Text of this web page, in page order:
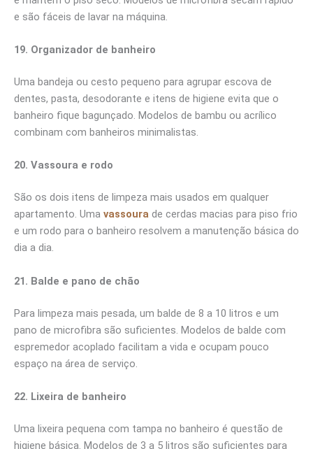
e são fáceis de lavar na máquina.
19. Organizador de banheiro
Uma bandeja ou cesto pequeno para agrupar escova de
dentes, pasta, desodorante e itens de higiene evita que o
banheiro fique bagunçado. Modelos de bambu ou acrílico
combinam com banheiros minimalistas.
20. Vassoura e rodo
São os dois itens de limpeza mais usados em qualquer
apartamento. Uma vassoura de cerdas macias para piso frio
e um rodo para o banheiro resolvem a manutenção básica do
dia a dia.
21. Balde e pano de chão
Para limpeza mais pesada, um balde de 8 a 10 litros e um
pano de microfibra são suficientes. Modelos de balde com
espremedor acoplado facilitam a vida e ocupam pouco
espaço na área de serviço.
22. Lixeira de banheiro
Uma lixeira pequena com tampa no banheiro é questão de
higiene básica. Modelos de 3 a 5 litros são suficientes para